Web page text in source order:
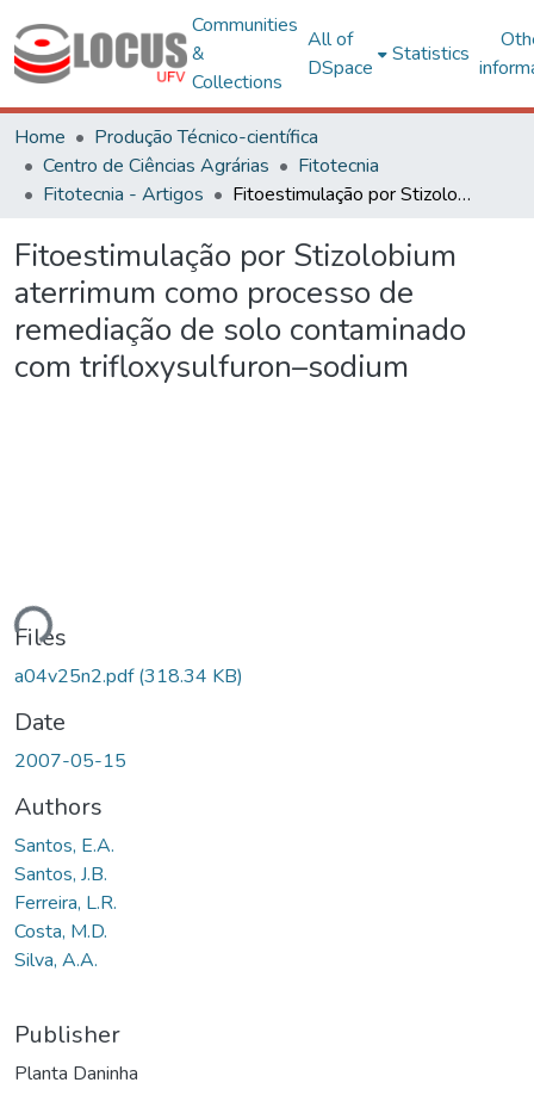
Communities
&
Collections
All of
DSpace
Statistics
Home
Produção Técnico-científica
Centro de Ciências Agrárias
Fitotecnia
Fitotecnia - Artigos
Fitoestimulação por Stizolobium aterrimum como processo de remediação de solo contaminado com trifloxysulfuron–sodium
Fitoestimulação por Stizolobium
aterrimum como processo de
remediação de solo contaminado
com trifloxysulfuron–sodium
Files
a04v25n2.pdf(318.34 KB)
Date
2007-05-15
Authors
Santos, E.A.
Santos, J.B.
Ferreira, L.R.
Costa, M.D.
Silva, A.A.
Publisher
Planta Daninha